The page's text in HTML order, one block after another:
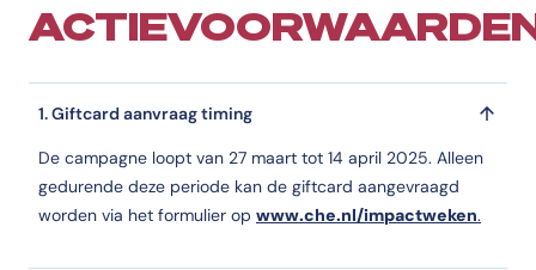
1. Giftcard aanvraag timing
De campagne loopt van 27 maart tot 14 april 2025. Alleen
gedurende deze periode kan de giftcard aangevraagd
worden via het formulier op www.che.nl/impactweken.